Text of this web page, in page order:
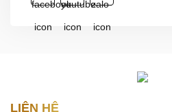
LIÊN HỆ